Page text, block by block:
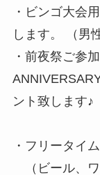
・ビンゴ大会
します。 （男
・前夜祭ご参
ント致します♪
・フリータイ
（ビール、ワ